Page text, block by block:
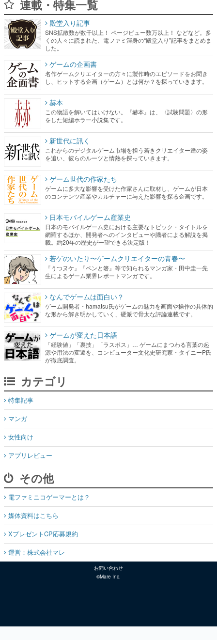
連載・特集一覧
殿堂入り記事
SNS拡散数が数千以上！ ページビュー数万以上！ などなど。多
くの人々に読まれた、電ファミ渾身の“殿堂入り”記事をまとめま
した。
ゲームの企画書
名作ゲームクリエイターの方々に製作時のエピソードをお聞き
し、ヒットする企画（ゲーム）とは何か？を探っていきます。
赫本
この物語を解いてはいけない。『赫本』は、〈試験問題〉の形
をした短編ホラー小説集です。
新世代に訊く
これからのデジタルゲーム市場を担う若きクリエイター達の姿
を追い、彼らのルーツと情熱を探っていきます。
ゲーム世代の作家たち
ゲームに多大な影響を受けた作家さんに取材し、ゲームが日本
のコンテンツ産業やカルチャーに与えた影響を探る企画です。
日本モバイルゲーム産業史
日本のモバイルゲーム史における主要なトピック・タイトルを
網羅するほか、開発者へのインタビューや識者による解説を掲
載。約20年の歴史が一望できる決定版！
若ゲのいたり〜ゲームクリエイターの青春〜
『うつヌケ』『ペンと箸』等で知られるマンガ家・田中圭一先
生によるゲーム業界レポートマンガです。
なんでゲームは面白い？
ゲーム開発者・hamatsu氏がゲームの魅力を画面や操作の具体的
な形から解き明かしていく、硬派で骨太な評論連載です。
ゲームが変えた日本語
「経験値」「裏技」「ラスボス」… ゲームにまつわる言葉の起
源や用法の変遷を、コンピューター文化史研究家・タイニーP氏
が徹底調査。
カテゴリ
特集記事
マンガ
女性向け
アプリレビュー
その他
電ファミニコゲーマーとは？
媒体資料はこちら
XプレゼントCP応募規約
運営：株式会社マレ
お問い合わせ
©Mare Inc.